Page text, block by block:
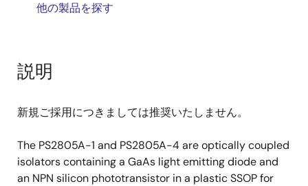
他の製品を探す
説明
新規ご採用につきましては推奨いたしません。
The PS2805A-1 and PS2805A-4 are optically coupled
isolators containing a GaAs light emitting diode and
an NPN silicon phototransistor in a plastic SSOP for